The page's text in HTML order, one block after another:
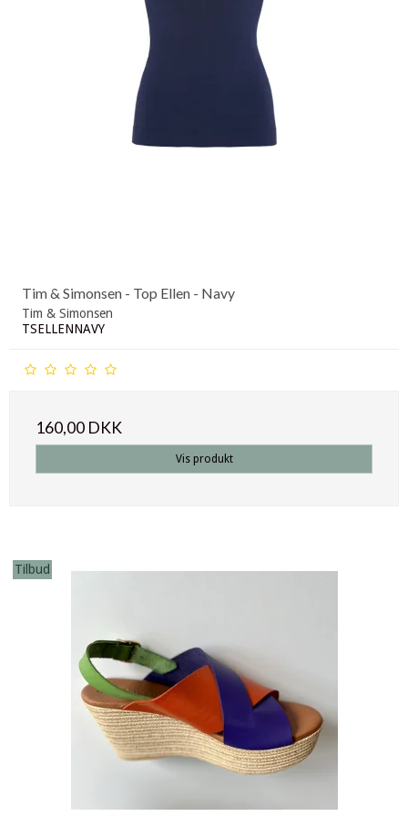
Tim & Simonsen - Top Ellen - Navy
Tim & Simonsen
TSELLENNAVY
160,00 DKK
Vis produkt
Tilbud